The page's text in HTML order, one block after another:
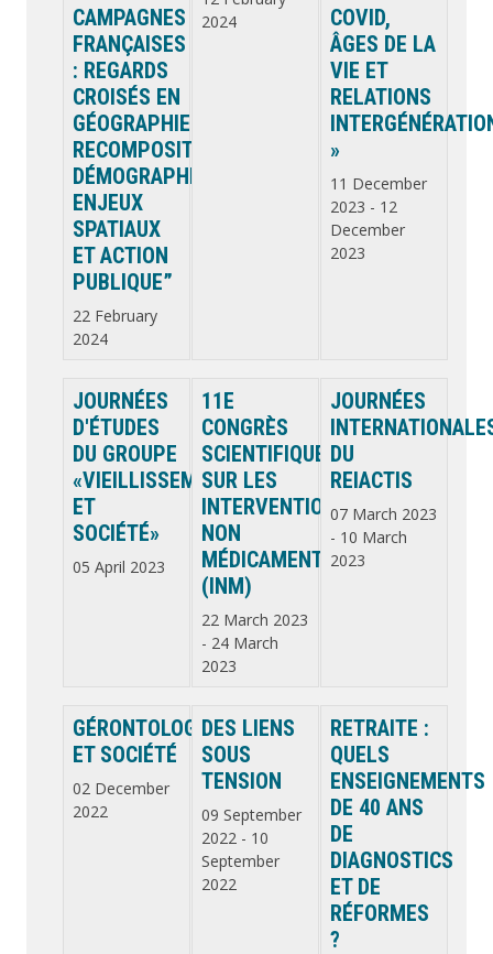
CAMPAGNES
FRANÇAISES
: REGARDS
CROISÉS EN
GÉOGRAPHIE.
RECOMPOSITIONS
DÉMOGRAPHIQUES,
ENJEUX
SPATIAUX
ET ACTION
PUBLIQUE”
22 February
2024
2024
COVID,
ÂGES DE LA
VIE ET
RELATIONS
»
11 December
2023 - 12
December
2023
JOURNÉES
D'ÉTUDES
DU GROUPE
«VIEILLISSEMENTS
ET
SOCIÉTÉ»
05 April 2023
11E
CONGRÈS
SCIENTIFIQUE
SUR LES
INTERVENTIONS
NON
MÉDICAMENTEUSES
(INM)
22 March 2023
- 24 March
2023
JOURNÉES
DU
REIACTIS
07 March 2023
- 10 March
2023
GÉRONTOLOGIE
ET SOCIÉTÉ
02 December
2022
DES LIENS
SOUS
TENSION
09 September
2022- 10
September
2022
RETRAITE :
QUELS
ENSEIGNEMENTS
DE 40 ANS
DE
DIAGNOSTICS
ET DE
RÉFORMES
?